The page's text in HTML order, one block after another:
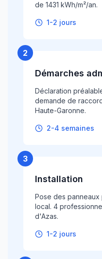
de 1431 kWh/m²/an.
1-2 jours
2
Démarches
Déclaration
demande de
Haute-Garonne.
2-4 semaines
3
Installation
Pose des panneaux
local. 4
d'Azas.
1-2 jours